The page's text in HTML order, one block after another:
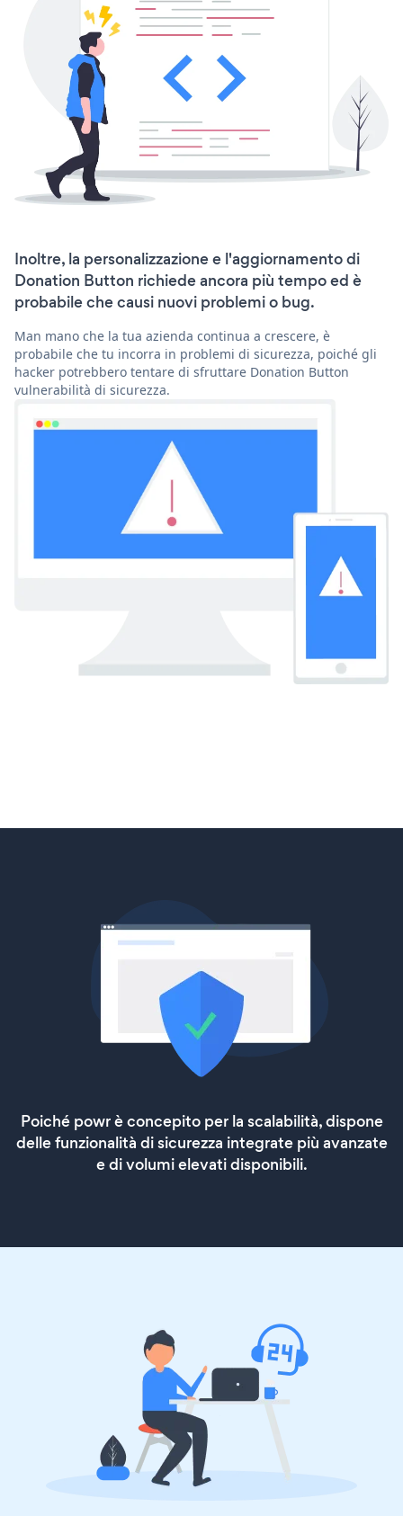
Inoltre, la personalizzazione e l'aggiornamento di
Donation Button richiede ancora più tempo ed è
probabile che causi nuovi problemi o bug.
Man mano che la tua azienda continua a crescere, è
probabile che tu incorra in problemi di sicurezza, poiché gli
hacker potrebbero tentare di sfruttare Donation Button
vulnerabilità di sicurezza.
Poiché powr è concepito per la scalabilità, dispone
delle funzionalità di sicurezza integrate più avanzate
e di volumi elevati disponibili.